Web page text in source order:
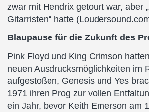
zwar mit Hendrix getourt war, aber
Gitarristen“ hatte
Blaupause für die Zukunft des
Pink Floyd und King Crimson
neuen Ausdrucksmöglichkeiten im
aufgestoßen, Genesis und Yes
1971 ihren Prog zur vollen
ein Jahr, bevor Keith Emerson am